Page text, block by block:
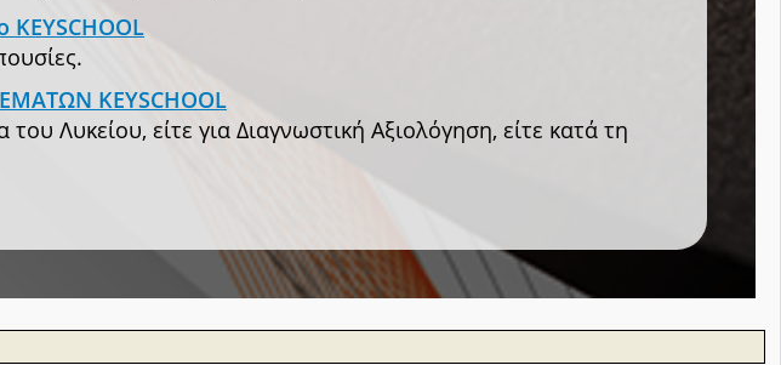
KEYSCHOOL
Λυκείου, είτε για Διαγνωστική Αξιολόγηση, είτε κατά τη